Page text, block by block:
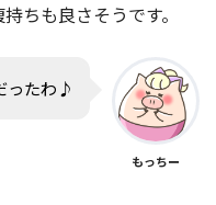
ちも良さそうです。
ったわ♪
もっちー